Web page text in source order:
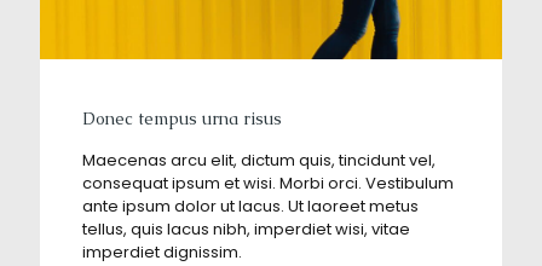
Donec tempus urna risus
Maecenas arcu elit, dictum quis, tincidunt vel,
consequat ipsum et wisi. Morbi orci. Vestibulum
ante ipsum dolor ut lacus. Ut laoreet metus
tellus, quis lacus nibh, imperdiet wisi, vitae
imperdiet dignissim.